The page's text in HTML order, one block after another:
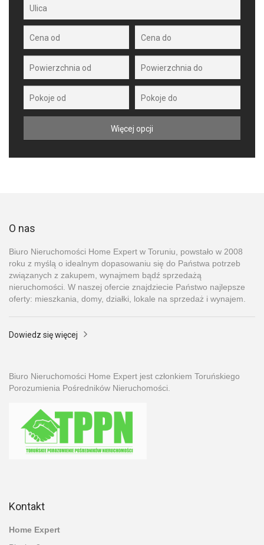
O nas
Biuro Nieruchomości Home Expert w Toruniu, powstało w 2008
roku z myślą o idealnym dopasowaniu się do Państwa potrzeb
związanych z zakupem, wynajmem bądź sprzedażą
nieruchomości. W naszej ofercie znajdziecie Państwo najlepsze
oferty: mieszkania, domy, działki, lokale na sprzedaż i wynajem.
Dowiedz się więcej
Biuro Nieruchomości Home Expert jest członkiem Toruńskiego
Porozumienia Pośredników Nieruchomości.
Kontakt
Home Expert